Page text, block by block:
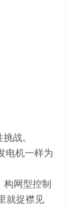
战。
电机一样为
网型控制
就捉襟见